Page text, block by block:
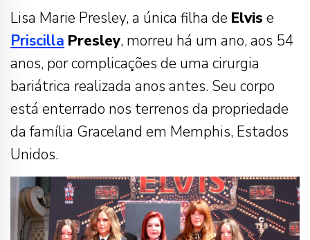
Lisa Marie Presley, a única filha de Elvis e
Priscilla Presley, morreu há um ano, aos 54
anos, por complicações de uma cirurgia
bariátrica realizada anos antes. Seu corpo
está enterrado nos terrenos da propriedade
da família Graceland em Memphis, Estados
Unidos.